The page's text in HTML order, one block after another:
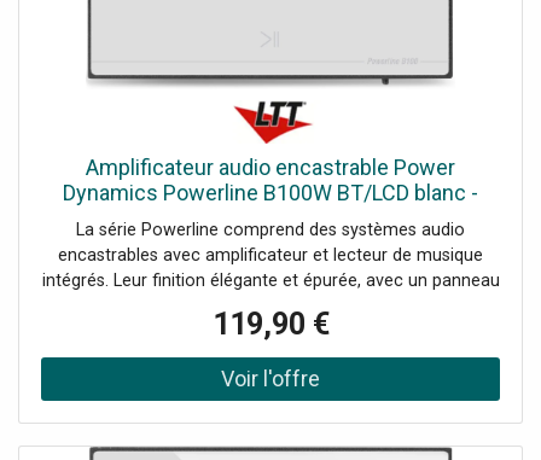
télécommande, Couleur du produit: Noir, Options de
lecture: streaming BT, USB, MicroSD, entrée ligne,
Puissance de sortie: RMS @ 4 ohms par canal: 25 W,
Puissance de sortie: RMS @ 8 ohms par canal: 20 W,
Impédance: 4 ohms, 8 ohms, Réponse en fréquence: 20
Hz - 20 000 Hz, Rapport signal/bruit: >98 dB, THD
Amplificateur audio encastrable Power
Dynamics Powerline B100W BT/LCD blanc -
Installation amplificateurs
La série Powerline comprend des systèmes audio
encastrables avec amplificateur et lecteur de musique
intégrés. Leur finition élégante et épurée, avec un panneau
entendiez le son sans le voir. Tous les câbles et
connexions sont dissimulés dans les murs, hors de vue et
sans risque de trébucher. Profitez de votre musique
préférée à partir de nombreuses sources, telles que le
119,90 €